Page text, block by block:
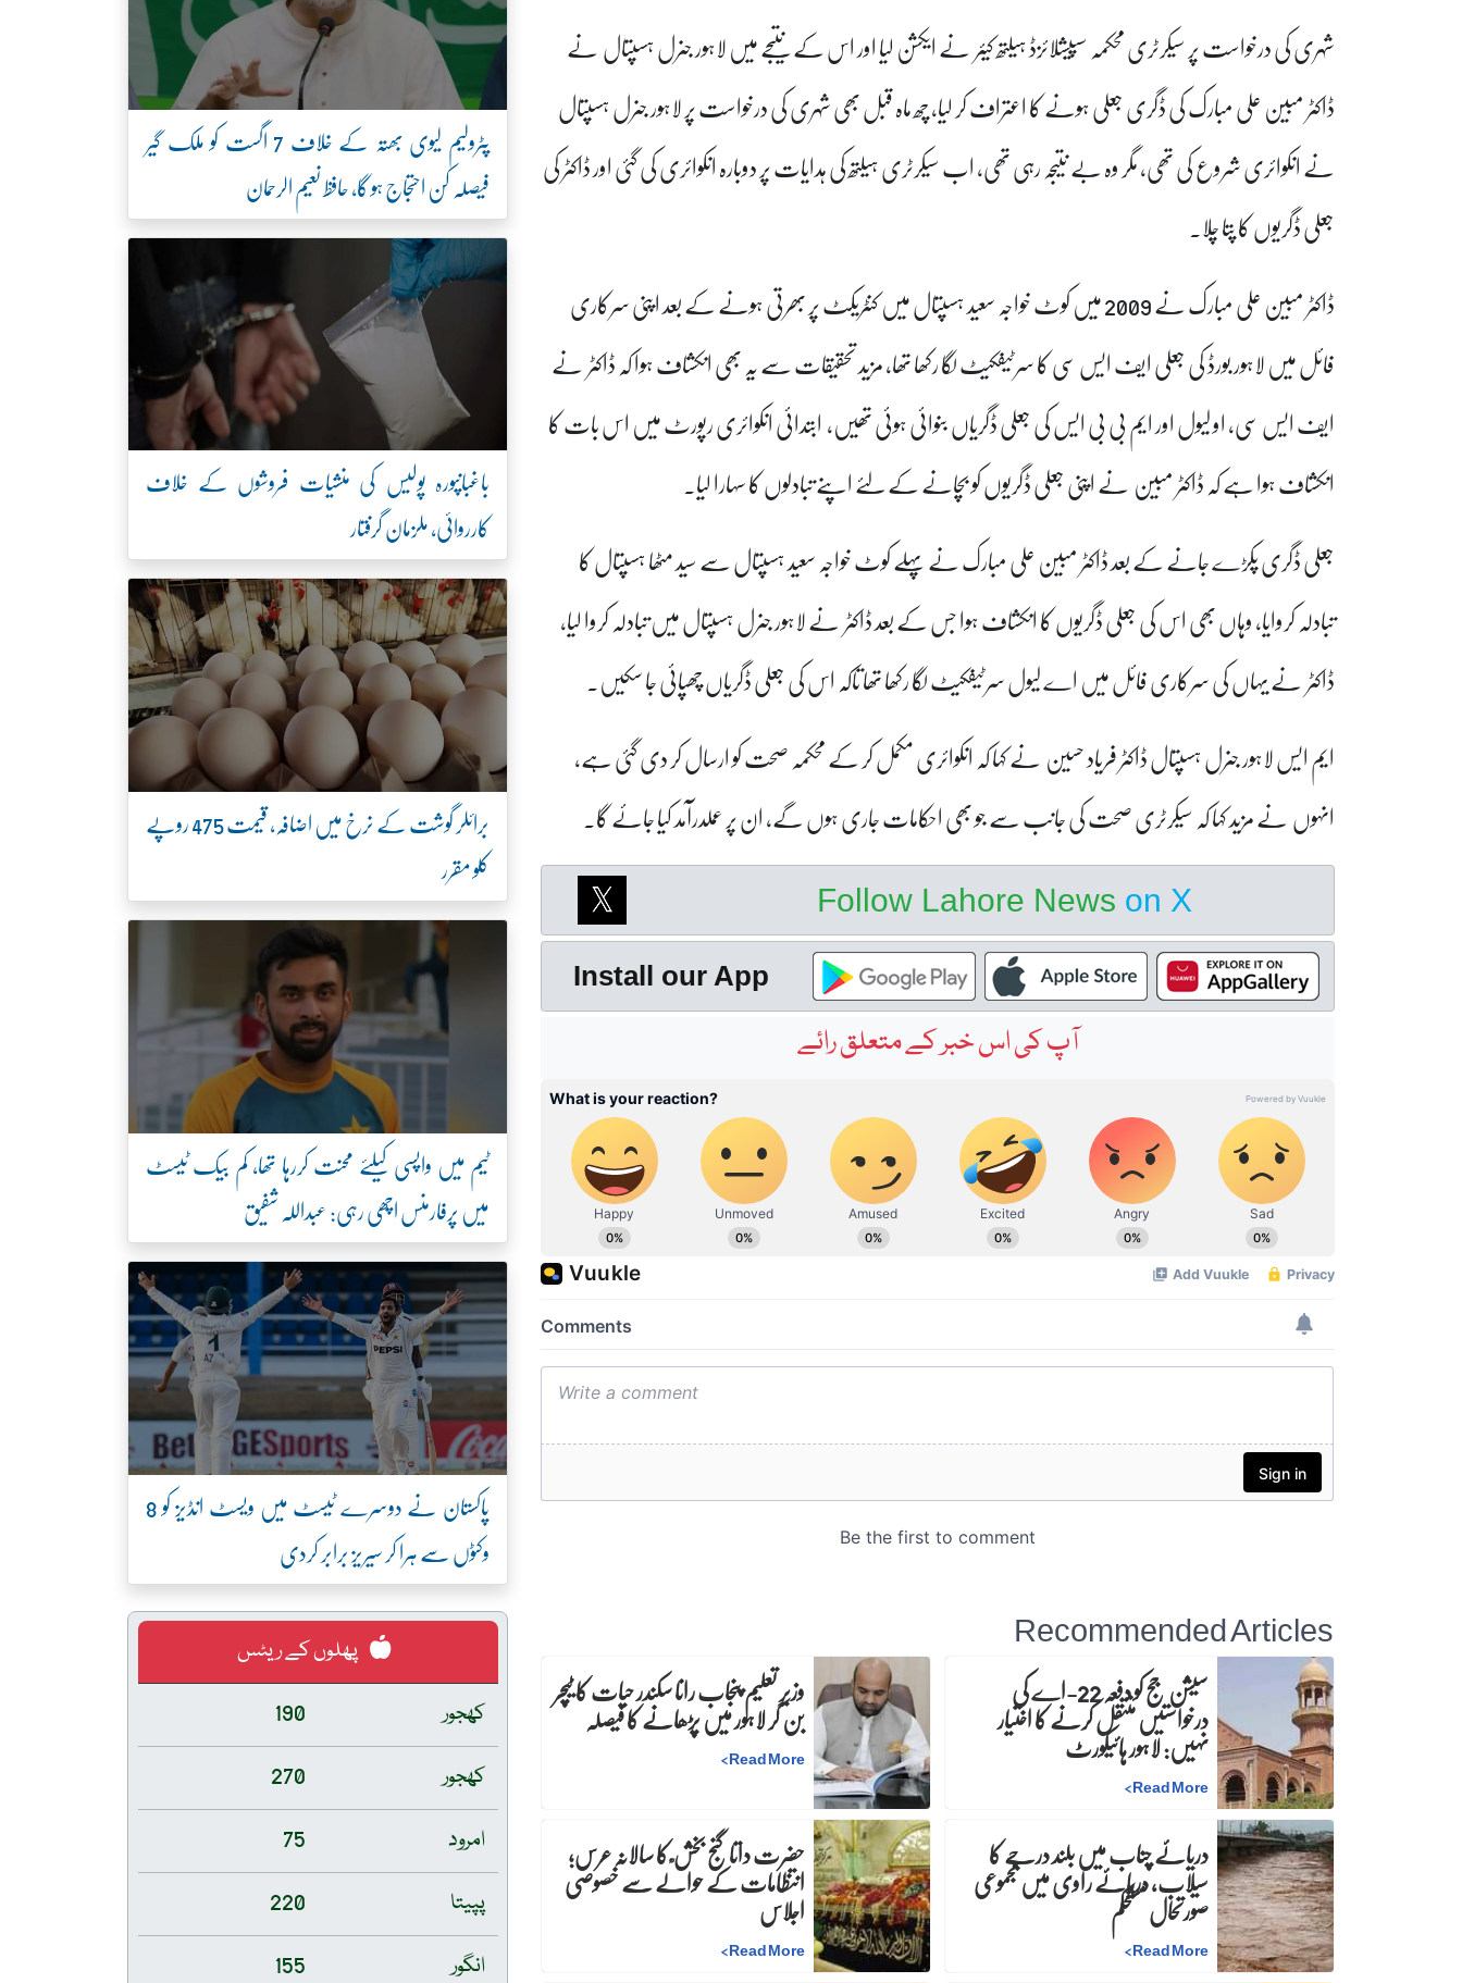
شہری کی درخواست پر سیکرٹری محکمہ سپیشلائزڈ ہیلتھ کیئر نے ایکشن لیا اور اس کے نتیجے میں لاہور جنرل ہسپتال نے
ڈاکٹر مبین علی مبارک کی ڈگری جعلی ہونے کا اعتراف کر لیا، چھ ماہ قبل بھی شہری کی درخواست پر لاہور جنرل ہسپتال
نے انکوائری شروع کی تھی، مگر وہ بے نتیجہ رہی تھی، اب سیکرٹری ہیلتھ کی ہدایات پر دوبارہ انکوائری کی گئی اور ڈاکٹر کی
جعلی ڈگریوں کا پتا چلا۔
ڈاکٹر مبین علی مبارک نے 2009 میں کوٹ خواجہ سعید ہسپتال میں کنٹریکٹ پر بھرتی ہونے کے بعد اپنی سرکاری
فائل میں لاہور بورڈ کی جعلی ایف ایس سی کا سرٹیفکیٹ لگا رکھا تھا، مزید تحقیقات سے یہ بھی انکشاف ہوا کہ ڈاکٹر نے
ایف ایس سی، او لیول اور ایم بی بی ایس کی جعلی ڈگریاں بنوائی ہوئی تھیں، ابتدائی انکوائری رپورٹ میں اس بات کا
انکشاف ہوا ہے کہ ڈاکٹر مبین نے اپنی جعلی ڈگریوں کو بچانے کے لئے اپنے تبادلوں کا سہارا لیا۔
جعلی ڈگری پکڑے جانے کے بعد ڈاکٹر مبین علی مبارک نے پہلے کوٹ خواجہ سعید ہسپتال سے سید مٹھا ہسپتال کا
تبادلہ کروایا، وہاں بھی اس کی جعلی ڈگریوں کا انکشاف ہوا جس کے بعد ڈاکٹر نے لاہور جنرل ہسپتال میں تبادلہ کروا لیا،
ڈاکٹر نے یہاں کی سرکاری فائل میں اے لیول سرٹیفکیٹ لگا رکھا تھا تاکہ اس کی جعلی ڈگریاں چھپائی جا سکیں۔
ایم ایس لاہور جنرل ہسپتال ڈاکٹر فریاد حسین نے کہا کہ انکوائری مکمل کر کے محکمہ صحت کو ارسال کر دی گئی ہے،
انہوں نے مزید کہا کہ سیکرٹری صحت کی جانب سے جو بھی احکامات جاری ہوں گے، ان پر عملدرآمد کیا جائے گا۔
Follow Lahore News on X
Install our App
آپ کی اس خبر کے متعلق رائے
Recommended Articles
سیشن جج کو دفعہ 22-اے کی
درخواستیں منتقل کرنے کا اختیار
نہیں: لاہور ہائیکورٹ
Read More
>
وزیرِ تعلیم پنجاب رانا سکندر حیات کا ٹیچر
بن کر لاہور میں پڑھانے کا فیصلہ
Read More
>
دریائے چناب میں بلند درجے کا
سیلاب، دریائے راوی میں مجموعی
صورتحال مستحکم
Read More
>
حضرت داتا گنج بخش ؒ کا سالانہ عرس;
انتظامات کے حوالے سے خصوصی
اجلاس
Read More
>
پٹرولیم لیوی بھتہ کے خلاف 7 اگست کو ملک گیر
فیصلہ کن احتجاج ہو گا، حافظ نعیم الرحمان
باغبانپورہ پولیس کی منشیات فروشوں کے خلاف
کارروائی، ملزمان گرفتار
برائلر گوشت کے نرخ میں اضافہ، قیمت 475 روپے
کلو مقرر
ٹیم میں واپسی کیلئے محنت کررہا تھا، کم بیک ٹیسٹ
میں پرفارمنس اچھی رہی: عبداللہ شفیق
پاکستان نے دوسرے ٹیسٹ میں ویسٹ انڈیز کو 8
وکٹوں سے ہرا کر سیریز برابر کردی
پھلوں کے ریٹس
کھجور
190
کھجور
270
امرود
75
پپیتا
220
انگور
155